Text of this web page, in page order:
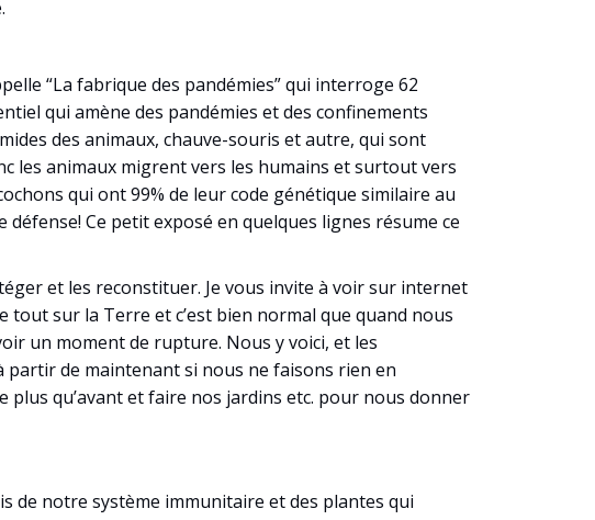
“La fabrique des pandémies” qui interroge 62
qui amène des pandémies et des confinements
des animaux, chauve-souris et autre, qui sont
les animaux migrent vers les humains et surtout vers
qui ont 99% de leur code génétique similaire au
Ce petit exposé en quelques lignes résume ce
et les reconstituer. Je vous invite à voir sur internet
tout sur la Terre et c’est bien normal que quand nous
un moment de rupture. Nous y voici, et les
de maintenant si nous ne faisons rien en
qu’avant et faire nos jardins etc. pour nous donner
de notre système immunitaire et des plantes qui